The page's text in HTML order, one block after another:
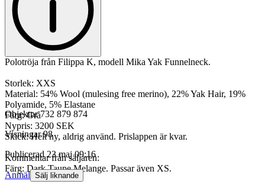
Polotröja från Filippa K, modell Mika Yak Funnelneck.
Storlek: XXS
Material: 54% Wool (mulesing free merino), 22% Yak Hair, 19%
Polyamide, 5% Elastane
Färg: Grå
Nypris: 3200 SEK
Skick: Helt ny, aldrig använd. Prislappen är kvar.
Kommentar från säljaren:
Färg: Dark Taupe Melange. Passar även XS.
Objektnr 732 879 874
Visningar 98
Publicerad 23 maj 09:16
Anmäl Sälj liknande